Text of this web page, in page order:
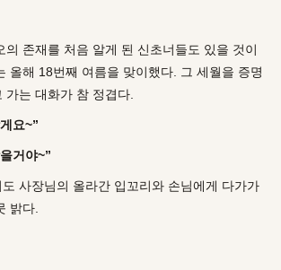
의 존재를 처음 알게 된 신초너들도 있을 것이
올해 18번째 여름을 맞이했다. 그 세월을 증명
는 대화가 참 정겹다.
요~”
거야~”
사장님의 올라간 입꼬리와 손님에게 다가가
밝다.